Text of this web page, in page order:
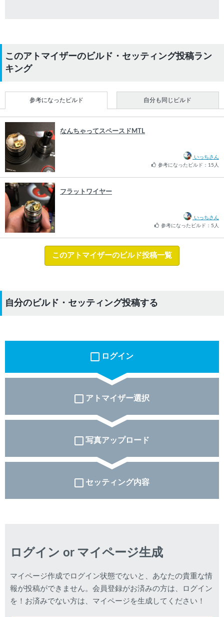
このアトマイザーのビルド・セッティング投稿ラン
キング
参考になったビルド 自分も同じビルド
なんちゃってスペースドMTL
いっちさん
参考になったビルド：15人
フラットワイヤー
いっちさん
参考になったビルド：5人
このアトマイザーのビルド投稿一覧
自分のビルド・セッティング投稿する
ログイン
アトマイザー選択
写真アップロード
セッティング内容
ログイン or マイページ生成
マイページ作成でログイン状態でないと、あなたの貴重な情
報が投稿ができません。会員登録がお済みの方は、ログイン
を！お済みでない方は、マイページを生成してください！